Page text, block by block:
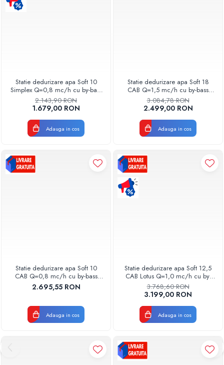
Statie dedurizare apa Soft 10
Simplex Q=0,8 mc/h cu by-bass
AQUA09111010008 Aquapur
Valhoh Valrom
2.143,90 RON
1.679,00 RON
Adauga in cos
Statie dedurizare apa Soft 18
CAB Q=1,5 mc/h cu by-bass
AQUA09110018015 Aquapur
Valhoh Valrom
3.084,78 RON
2.499,00 RON
Adauga in cos
Statie dedurizare apa Soft 10
CAB Q=0,8 mc/h cu by-bass
AQUA09110010008 Aquapur
Valhoh Valrom
2.695,55 RON
Adauga in cos
Statie dedurizare apa Soft 12,5
CAB Lotus Q=1,0 mc/h cu by-
bass AQUA09110012010
Aquapur Valhoh Valrom
3.768,60 RON
3.199,00 RON
Adauga in cos